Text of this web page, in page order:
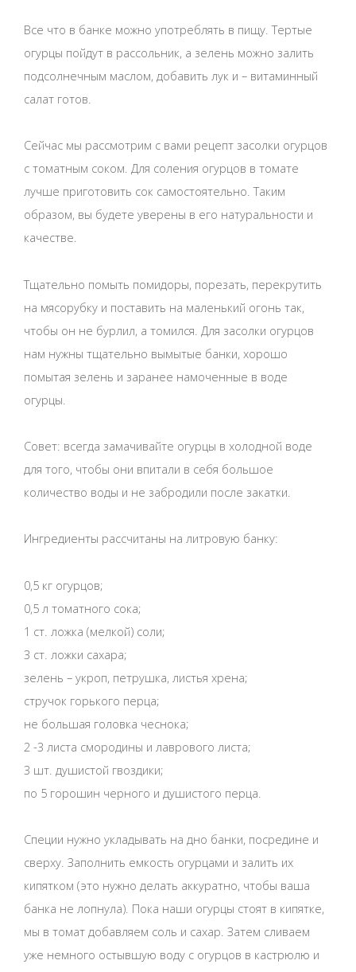
Все что в банке можно употреблять в пищу. Тертые
огурцы пойдут в рассольник, а зелень можно залить
подсолнечным маслом, добавить лук и – витаминный
салат готов.
Сейчас мы рассмотрим с вами рецепт засолки огурцов
с томатным соком. Для соления огурцов в томате
лучше приготовить сок самостоятельно. Таким
образом, вы будете уверены в его натуральности и
качестве.
Тщательно помыть помидоры, порезать, перекрутить
на мясорубку и поставить на маленький огонь так,
чтобы он не бурлил, а томился. Для засолки огурцов
нам нужны тщательно вымытые банки, хорошо
помытая зелень и заранее намоченные в воде
огурцы.
Совет: всегда замачивайте огурцы в холодной воде
для того, чтобы они впитали в себя большое
количество воды и не забродили после закатки.
Ингредиенты рассчитаны на литровую банку:
0,5 кг огурцов;
0,5 л томатного сока;
1 ст. ложка (мелкой) соли;
3 ст. ложки сахара;
зелень – укроп, петрушка, листья хрена;
стручок горького перца;
не большая головка чеснока;
2 -3 листа смородины и лаврового листа;
3 шт. душистой гвоздики;
по 5 горошин черного и душистого перца.
Специи нужно укладывать на дно банки, посредине и
сверху. Заполнить емкость огурцами и залить их
кипятком (это нужно делать аккуратно, чтобы ваша
банка не лопнула). Пока наши огурцы стоят в кипятке,
мы в томат добавляем соль и сахар. Затем сливаем
уже немного остывшую воду с огурцов в кастрюлю и